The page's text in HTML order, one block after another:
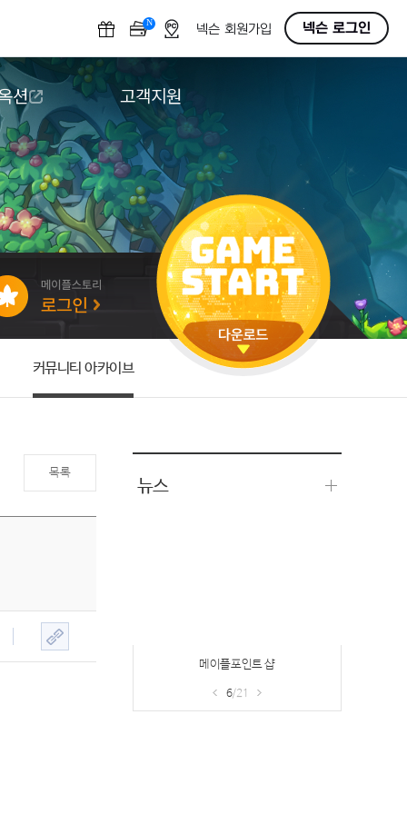
N OFF넥슨 회원가입 넥슨 로그인
션
션
고객지원
다운로드
도움말/1:1문의
버그악용/불법프로그램 신고
게임 접근성
커뮤니티 아카이브
목록
뉴스
메이플포인트 샵
6/21